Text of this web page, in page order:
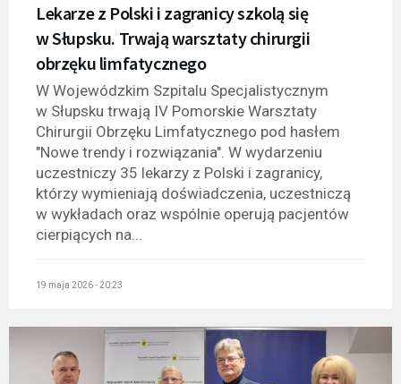
Lekarze z Polski i zagranicy szkolą się
w Słupsku. Trwają warsztaty chirurgii
obrzęku limfatycznego
W Wojewódzkim Szpitalu Specjalistycznym
w Słupsku trwają IV Pomorskie Warsztaty
Chirurgii Obrzęku Limfatycznego pod hasłem
"Nowe trendy i rozwiązania". W wydarzeniu
uczestniczy 35 lekarzy z Polski i zagranicy,
którzy wymieniają doświadczenia, uczestniczą
w wykładach oraz wspólnie operują pacjentów
cierpiących na...
19 maja 2026 - 20:23